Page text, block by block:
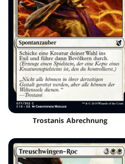
Trostanis Abrechnung